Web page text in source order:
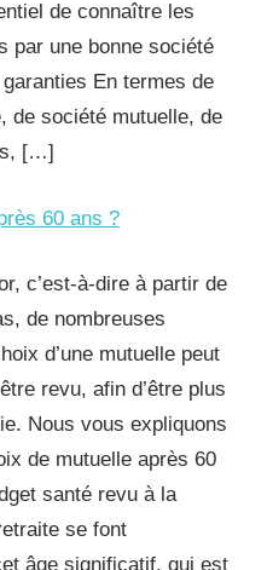
de connaître les
par une bonne société
En termes de
de société mutuelle, de
[…]
60 ans ?
c’est-à-dire à partir de
de nombreuses
d’une mutuelle peut
revu, afin d’être plus
Nous vous expliquons
de mutuelle après 60
santé revu à la
se font
âge significatif, qui est